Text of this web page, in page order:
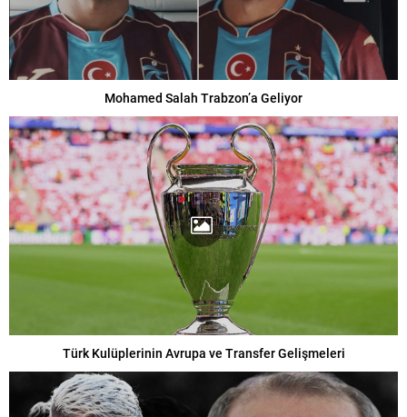
Mohamed Salah Trabzon’a Geliyor
Türk Kulüplerinin Avrupa ve Transfer Gelişmeleri